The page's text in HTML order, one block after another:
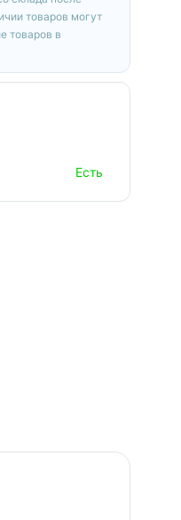
товаров могут
товаров в
Есть